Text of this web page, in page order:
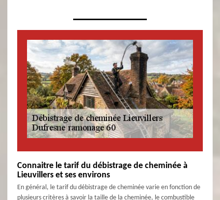
Connaitre le tarif du débistrage de cheminée à
Lieuvillers et ses environs
En général, le tarif du débistrage de cheminée varie en fonction de
plusieurs critères à savoir la taille de la cheminée, le combustible